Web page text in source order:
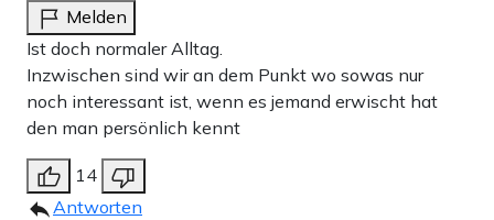
Melden
Ist doch normaler Alltag.
Inzwischen sind wir an dem Punkt wo sowas nur
noch interessant ist, wenn es jemand erwischt hat
den man persönlich kennt
14
Antworten